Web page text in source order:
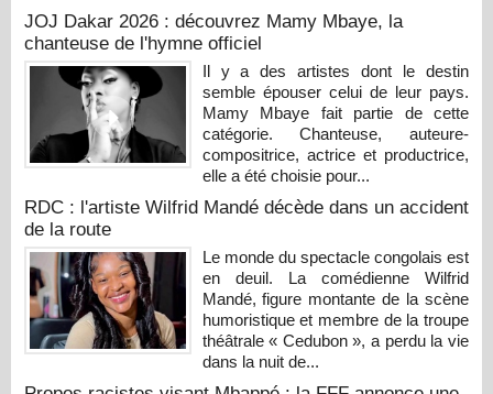
JOJ Dakar 2026 : découvrez Mamy Mbaye, la
chanteuse de l'hymne officiel
Il y a des artistes dont le destin
semble épouser celui de leur pays.
Mamy Mbaye fait partie de cette
catégorie. Chanteuse, auteure-
compositrice, actrice et productrice,
elle a été choisie pour...
RDC : l'artiste Wilfrid Mandé décède dans un accident
de la route
Le monde du spectacle congolais est
en deuil. La comédienne Wilfrid
Mandé, figure montante de la scène
humoristique et membre de la troupe
théâtrale « Cedubon », a perdu la vie
dans la nuit de...